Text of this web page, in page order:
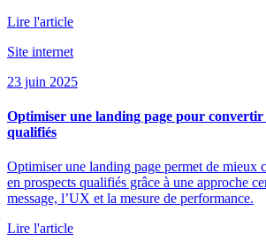
Lire l'article
Site internet
23 juin 2025
Optimiser une landing page pour convertir
qualifiés
Optimiser une landing page permet de mieux
en prospects qualifiés grâce à une approche
message, l’UX et la mesure de performance.
Lire l'article